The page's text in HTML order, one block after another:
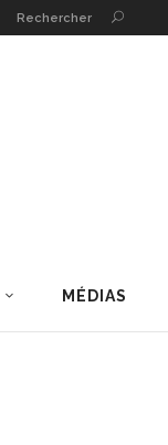
Rechercher
MÉDIAS